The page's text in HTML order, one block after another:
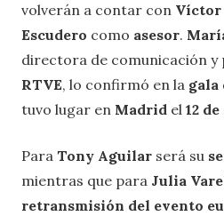
volverán a contar con Víctor
Escudero como asesor.
directora de comunicación
RTVE, lo confirmó en la gala
tuvo lugar en Madrid el 12
Para Tony Aguilar será su
mientras que para Julia
retransmisión del evento